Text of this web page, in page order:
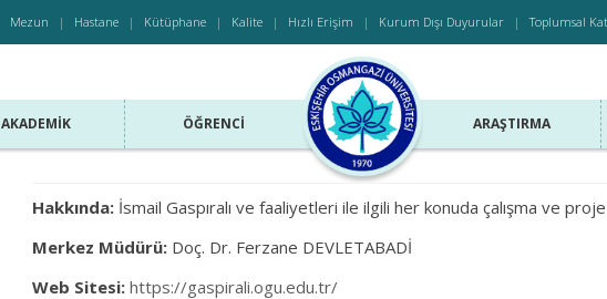
Mezun Hastane Kütüphane Kalite Hızlı Erişim Kurum Dışı Duyurular Toplumsal
AKADEMIK ÖĞRENCI ARAŞTIRMA
Hakkında:İsmail Gaspıralı ve faaliyetleri ile ilgili her konuda çalışma ve
Merkez Müdürü: Doç. Dr. Ferzane DEVLETABADİ
Web Sitesi: https://gaspirali.ogu.edu.tr/